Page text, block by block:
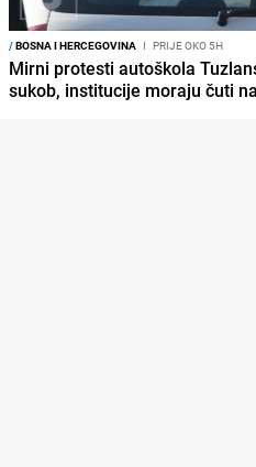
/BOSNA I HERCEGOVINA I PRIJE OKO 5H
Mirni protesti autoškola
sukob, institucije moraju čuti